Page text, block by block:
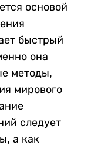
основой
быстрый
она
методы,
мирового
следует
а как